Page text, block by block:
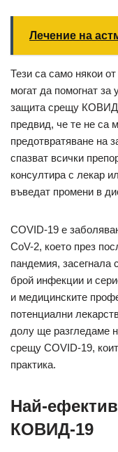
Лечение на
Тези са само някои
могат да помогнат за
защита срещу
предвид, че те не са
предотвратяване на
спазват всички
консултира с лекар
въведат промени в
COVID-19 е
CoV-2, което през
пандемия, засегнала
брой инфекции и
и медицинските
потенциални
долу ще разгледаме
срещу COVID-19,
практика.
Най-
КОВИД-19